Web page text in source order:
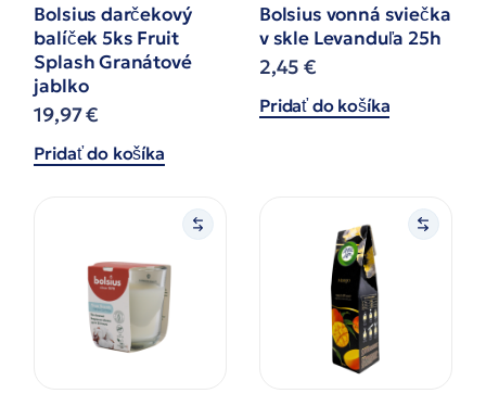
Bolsius darčekový
balíček 5ks Fruit
Splash Granátové
jablko
19,97€
Pridať do košíka
Bolsius vonná sviečka
v skle Levanduľa 25h
2,45€
Pridať do košíka